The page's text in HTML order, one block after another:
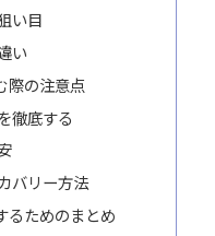
い目
い
際の注意点
徹底する
バリー方法
るためのまとめ